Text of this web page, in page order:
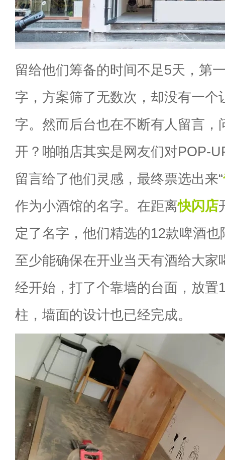
留给他们筹备的时间不足5天，第
字，方案筛了无数次，却没有一个
字。然而后台也在不断有人留言，
开？啪啪店其实是网友们对POP-
留言给了他们灵感，最终票选出来“
作为小酒馆的名字。在距离快闪店
定了名字，他们精选的12款啤酒
至少能确保在开业当天有酒给大家
经开始，打了个靠墙的台面，放置
柱，墙面的设计也已经完成。